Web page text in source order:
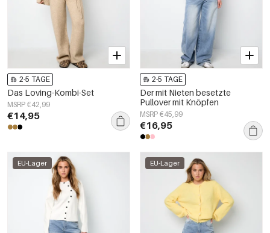
2-5 TAGE
Das Loving-Kombi-Set
MSRP €42,99
€14,95
2-5 TAGE
Der mit Nieten besetzte
Pullover mit Knöpfen
MSRP €45,99
€16,95
EU-Lager EU-Lager